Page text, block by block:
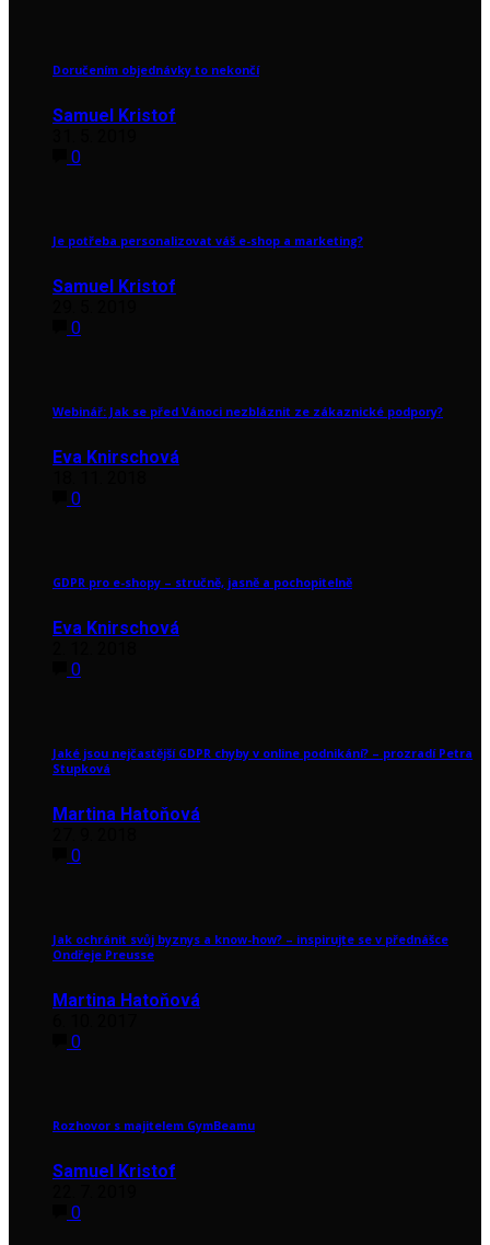
Doručením objednávky to nekončí
Samuel Kristof
0
Je potřeba personalizovat váš e-shop a marketing?
Samuel Kristof
0
Webinář: Jak se před Vánoci nezbláznit ze zákaznické podpory?
Eva Knirschová
0
GDPR pro e-shopy – stručně, jasně a pochopitelně
Eva Knirschová
0
Jaké jsou nejčastější GDPR chyby v online podnikání? – prozradí Petra
Stupková
Martina Hatoňová
0
Jak ochránit svůj byznys a know-how? – inspirujte se v přednášce
Ondřeje Preusse
Martina Hatoňová
0
Rozhovor s majitelem GymBeamu
Samuel Kristof
0